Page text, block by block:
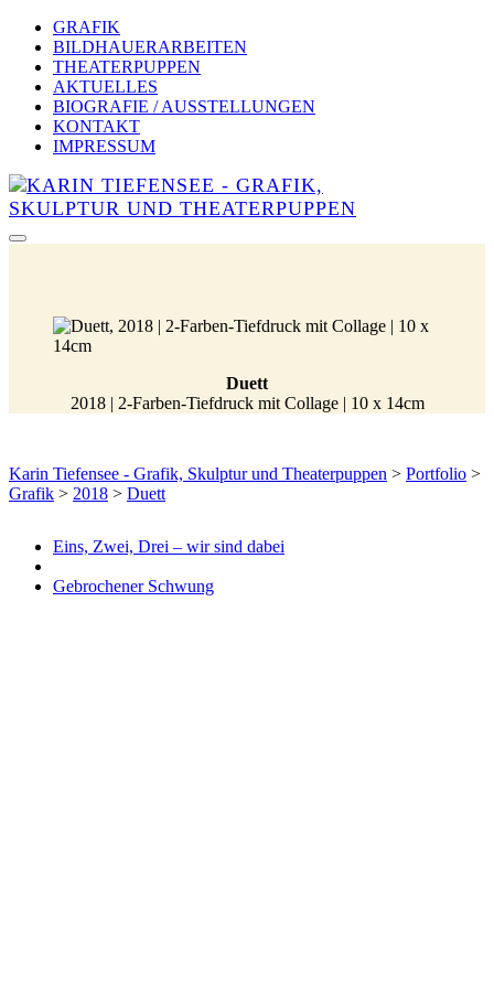
GRAFIK
BILDHAUERARBEITEN
THEATERPUPPEN
AKTUELLES
BIOGRAFIE / AUSSTELLUNGEN
KONTAKT
IMPRESSUM
Duett
2018 | 2-Farben-Tiefdruck mit Collage | 10 x 14cm
Karin Tiefensee - Grafik, Skulptur und Theaterpuppen > Portfolio >
Grafik > 2018 > Duett
Eins, Zwei, Drei – wir sind dabei
Gebrochener Schwung